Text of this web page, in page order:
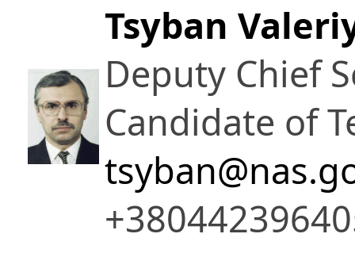
Tsyban
Deputy Chief
Candidate of